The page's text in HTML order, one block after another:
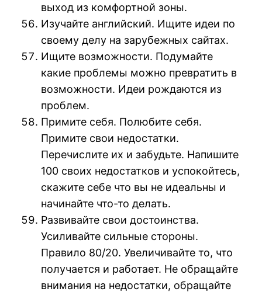
выход из комфортной зоны.
Изучайте английский. Ищите идеи по
своему делу на зарубежных сайтах.
Ищите возможности. Подумайте
какие проблемы можно превратить в
возможности. Идеи рождаются из
проблем.
Примите себя. Полюбите себя.
Примите свои недостатки.
Перечислите их и забудьте. Напишите
100 своих недостатков и успокойтесь,
скажите себе что вы не идеальны и
начинайте что-то делать.
Развивайте свои достоинства.
Усиливайте сильные стороны.
Правило 80/20. Увеличивайте то, что
получается и работает. Не обращайте
внимания на недостатки, обращайте